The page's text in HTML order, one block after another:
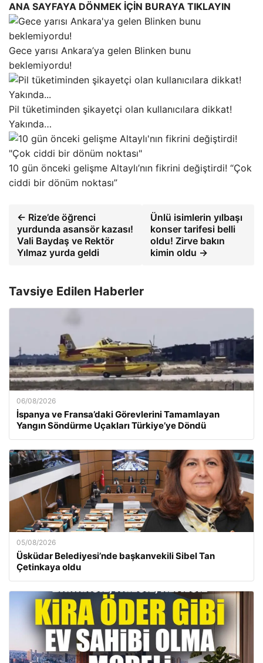
ANA SAYFAYA DÖNMEK İÇİN BURAYA TIKLAYIN
Gece yarısı Ankara’ya gelen Blinken bunu
beklemiyordu!
Pil tüketiminden şikayetçi olan kullanıcılara dikkat!
Yakında…
10 gün önceki gelişme Altaylı’nın fikrini değiştirdi! “Çok
ciddi bir dönüm noktası”
← Rize’de öğrenci
yurdunda asansör kazası!
Vali Baydaş ve Rektör
Yılmaz yurda geldi
Ünlü isimlerin yılbaşı
konser tarifesi belli
oldu! Zirve bakın
kimin oldu →
Tavsiye Edilen Haberler
06/08/2026
İspanya ve Fransa’daki Görevlerini Tamamlayan
Yangın Söndürme Uçakları Türkiye’ye Döndü
05/08/2026
Üsküdar Belediyesi’nde başkanvekili Sibel Tan
Çetinkaya oldu